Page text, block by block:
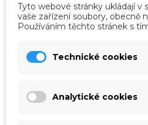
Prohlédnout
Tyto webové stránky ukládají v
vaše zařízení soubory, obecně
Používáním těchto stránek s
Technické cookies
Analytické cookies